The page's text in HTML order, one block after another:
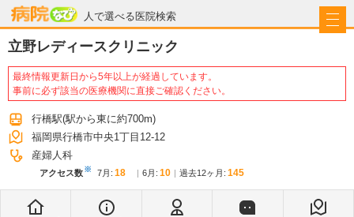
人で選べる医院検索
病院なび
立野レディースクリニック
最終情報更新日から5年以上が経過しています。
事前に必ず該当の医療機関に直接ご確認ください。
行橋駅(駅から東に約700m)
福岡県行橋市中央1丁目12-12
産婦人科
アクセス数※ 7月 : 18 6月 : 10 過去12ヶ月: 145